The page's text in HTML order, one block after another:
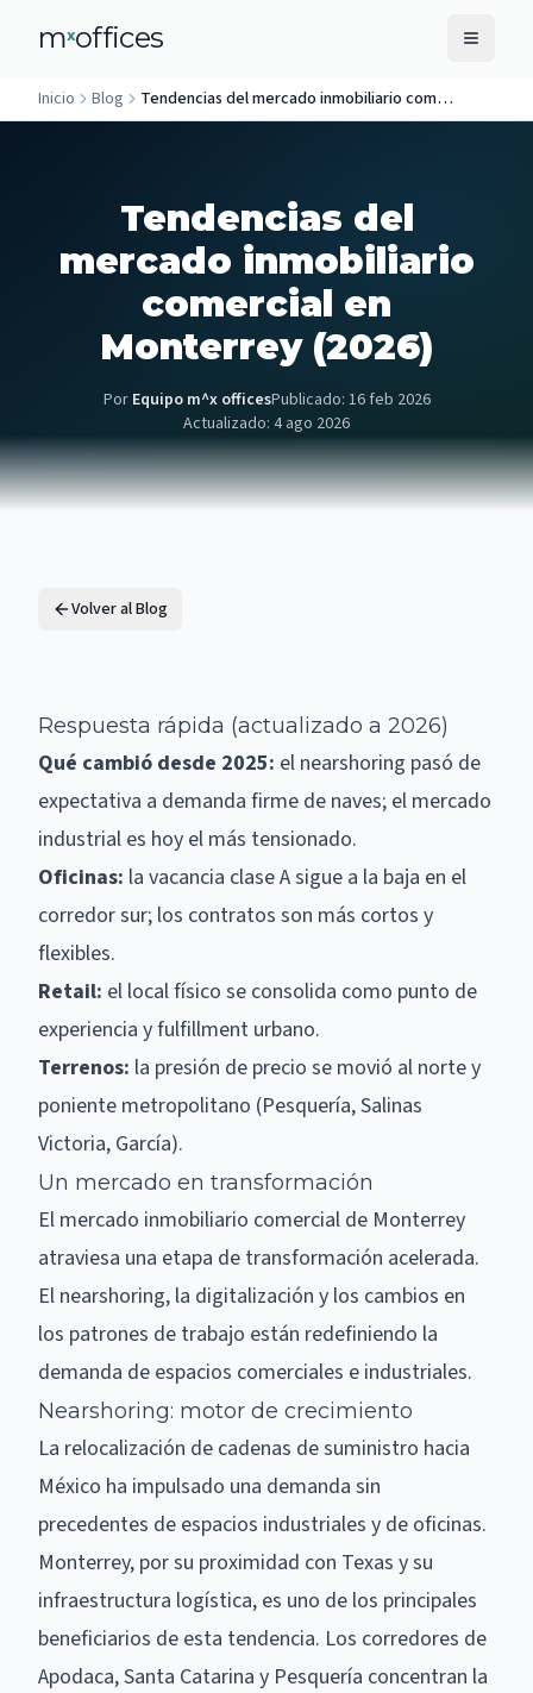
mxoffices
Inicio Blog Tendencias del mercado inmobiliario comercial en Monterrey (2026)
Tendencias del
mercado inmobiliario
comercial en
Monterrey (2026)
Por Equipo m^x officesPublicado: 16 feb 2026
Actualizado: 4 ago 2026
Volver al Blog
Respuesta rápida (actualizado a 2026)
Qué cambió desde 2025: el nearshoring pasó de
expectativa a demanda firme de naves; el mercado
industrial es hoy el más tensionado.
Oficinas: la vacancia clase A sigue a la baja en el
corredor sur; los contratos son más cortos y
flexibles.
Retail: el local físico se consolida como punto de
experiencia y fulfillment urbano.
Terrenos: la presión de precio se movió al norte y
poniente metropolitano (Pesquería, Salinas
Victoria, García).
Un mercado en transformación
El mercado inmobiliario comercial de Monterrey
atraviesa una etapa de transformación acelerada.
El nearshoring, la digitalización y los cambios en
los patrones de trabajo están redefiniendo la
demanda de espacios comerciales e industriales.
Nearshoring: motor de crecimiento
La relocalización de cadenas de suministro hacia
México ha impulsado una demanda sin
precedentes de espacios industriales y de oficinas.
Monterrey, por su proximidad con Texas y su
infraestructura logística, es uno de los principales
beneficiarios de esta tendencia. Los corredores de
Apodaca,Santa Catarina y Pesquería concentran la